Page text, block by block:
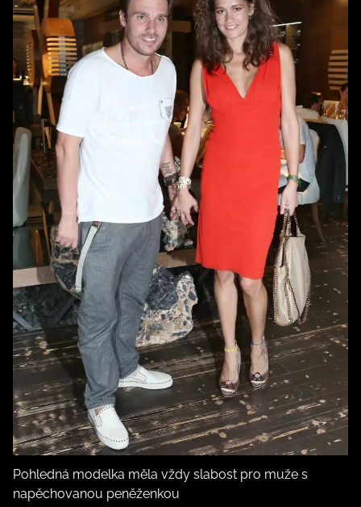
Pohledná modelka měla vždy slabost pro muže s
napěchovanou peněženkou